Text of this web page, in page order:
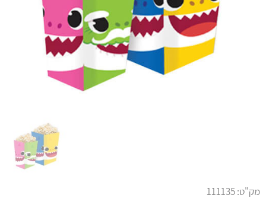
מק"ט:111135